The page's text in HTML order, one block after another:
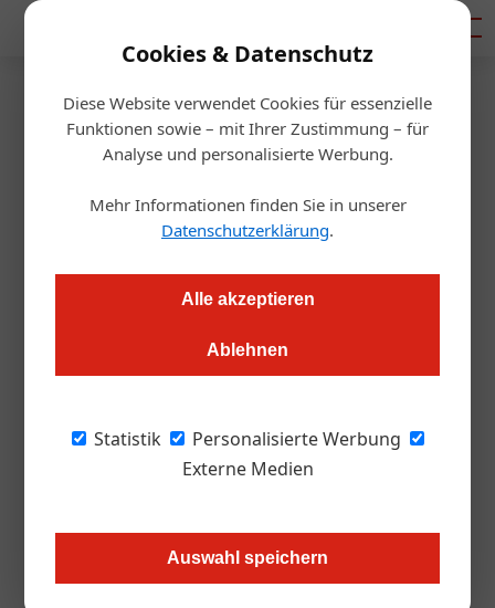
Cookies & Datenschutz
Diese Website verwendet Cookies für essenzielle
Funktionen sowie – mit Ihrer Zustimmung – für
Analyse und personalisierte Werbung.
Mehr Informationen finden Sie in unserer
Datenschutzerklärung.
Alle akzeptieren
Ablehnen
Statistik
Personalisierte Werbung
Externe Medien
Auswahl speichern
Startseite/Gastro & Hotel
Nächtigungen: Wien ist erst bei
55 Prozent
Etwas mehr als 700.000 Nächtigungen brachte der heurige
März für Wien. Im Vergleich zum Lockdown-März ist das eine
diesjährige März-Ergebnis entspricht rund 55% des März
(+250% zum März des Vorjahres) gezählt, es
folgen Deutschland (136.000, +1052%),